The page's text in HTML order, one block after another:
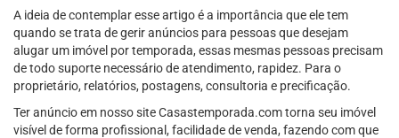
A ideia de contemplar esse artigo é a importância que ele tem
quando se trata de gerir anúncios para pessoas que desejam
alugar um imóvel por temporada, essas mesmas pessoas precisam
de todo suporte necessário de atendimento, rapidez. Para o
proprietário, relatórios, postagens, consultoria e precificação.
Ter anúncio em nosso site Casastemporada.com torna seu imóvel
visível de forma profissional, facilidade de venda, fazendo com que